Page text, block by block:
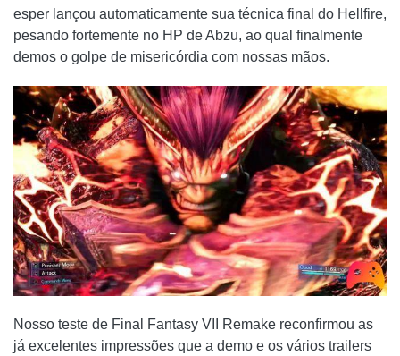
esper lançou automaticamente sua técnica final do Hellfire,
pesando fortemente no HP de Abzu, ao qual finalmente
demos o golpe de misericórdia com nossas mãos.
Nosso teste de Final Fantasy VII Remake reconfirmou as
já excelentes impressões que a demo e os vários trailers